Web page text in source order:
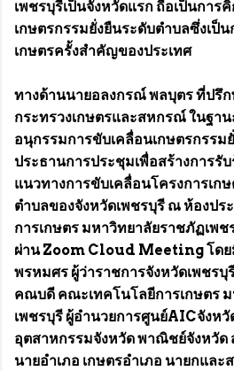
เพชรบุรีเป็นจังหวัดแรก ถือเป็นกา
เกษตรกรรมยั่งยืนระดับตำบลซึ่งเป็
เกษตรครั้งสำคัญของประเทศ
ทางด้านนายอลงกรณ์ พลบุตร ที่ปรึ
กระทรวงเกษตรและสหกรณ์ ในฐา
อนุกรรมการขับเคลื่อนเกษตรกรรม
ประธานการประชุมเพื่อสร้างการรั
แนวทางการขับเคลื่อนโครงการเก
ตำบลของจังหวัดเพชรบุรี ณ ห้องป
การเกษตร มหาวิทยาลัยราชภัฏเพ
ผ่าน Zoom Cloud Meeting โดย
พรหมศร ผู้ว่าราชการจังหวัดเพชร
คณบดี คณะเทคโนโลยีการเกษตร
เพชรบุรี ผู้อำนวยการศูนย์AICจังหวั
อุตสาหกรรมจังหวัด พาณิชย์จังหวัด
นายอำเภอ เกษตรอำเภอ นายกแล